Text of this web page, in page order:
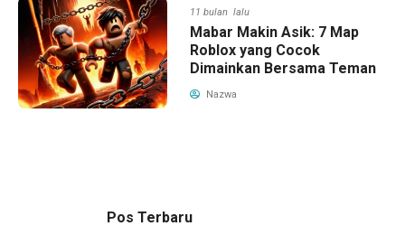
11 bulan lalu
Mabar Makin Asik: 7 Map
Roblox yang Cocok
Dimainkan Bersama Teman
Nazwa
Pos Terbaru